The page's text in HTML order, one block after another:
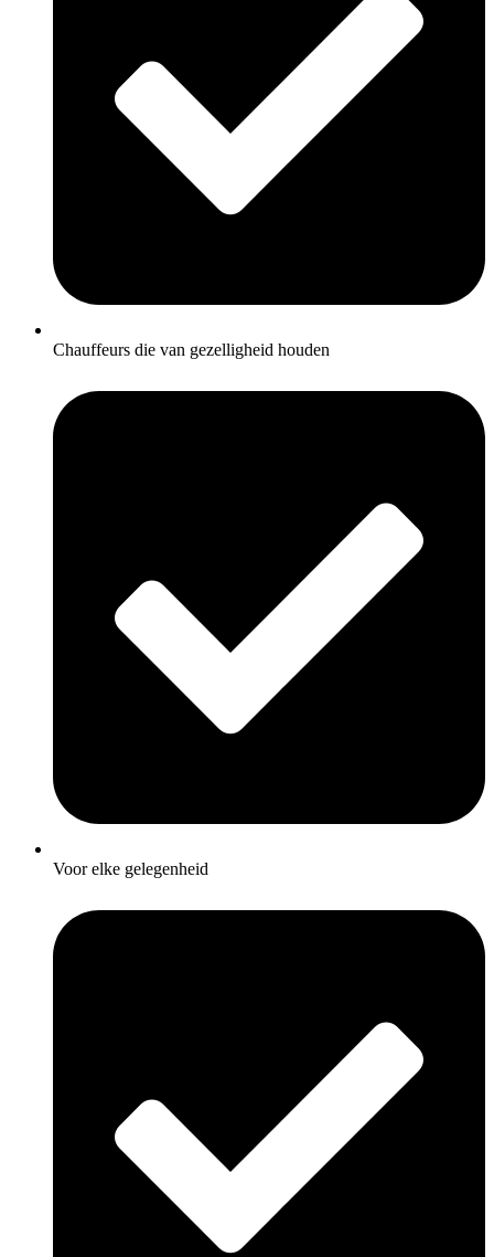
Chauffeurs die van gezelligheid houden
Voor elke gelegenheid